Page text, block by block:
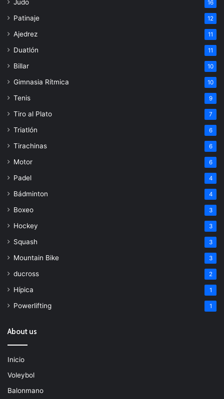
Judo 16
Patinaje 12
Ajedrez 11
Duatlón 11
Billar 10
Gimnasia Rítmica 10
Tenis 9
Tiro al Plato 7
Triatlón 6
Tirachinas 6
Motor 6
Padel 4
Bádminton 4
Boxeo 3
Hockey 3
Squash 3
Mountain Bike 3
ducross 2
Hípica 1
Powerlifting 1
About us
Inicio
Voleybol
Balonmano